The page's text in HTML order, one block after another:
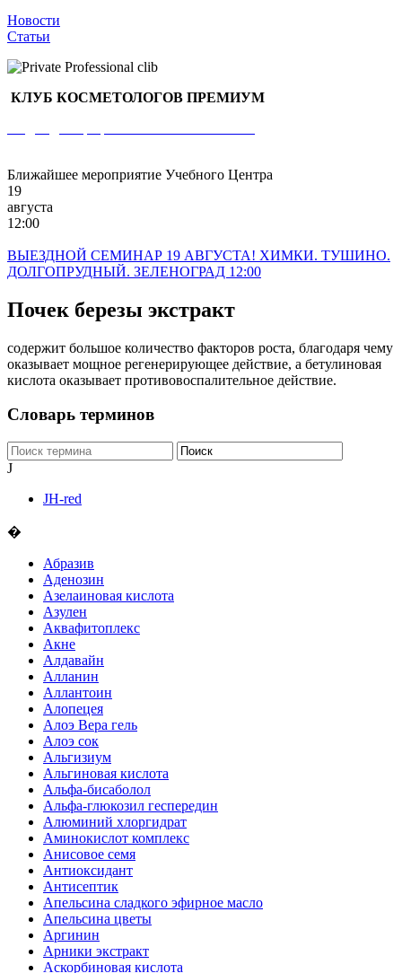
Новости
Статьи
КЛУБ КОСМЕТОЛОГОВ ПРЕМИУМ
Ближайшее мероприятие Учебного Центра
19
августа
12:00
ВЫЕЗДНОЙ СЕМИНАР 19 АВГУСТА! ХИМКИ. ТУШИНО.
ДОЛГОПРУДНЫЙ. ЗЕЛЕНОГРАД 12:00
Почек березы экстракт
содержит большое количество факторов роста, благодаря чему
оказывает мощное регенерирующее действие, а бетулиновая
кислота оказывает противовоспалительное действие.
Словарь терминов
J
JH-red
�
Абразив
Аденозин
Азелаиновая кислота
Азулен
Аквафитоплекс
Акне
Алдавайн
Алланин
Аллантоин
Алопецея
Алоэ Вера гель
Алоэ сок
Альгизиум
Альгиновая кислота
Альфа-бисаболол
Альфа-глюкозил геспередин
Алюминий хлоргидрат
Аминокислот комплекс
Анисовое семя
Антиоксидант
Антисептик
Апельсина сладкого эфирное масло
Апельсина цветы
Аргинин
Арники экстракт
Аскорбиновая кислота